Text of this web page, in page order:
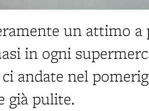
un attimo
in ogni
ci andate nel
già pulite.